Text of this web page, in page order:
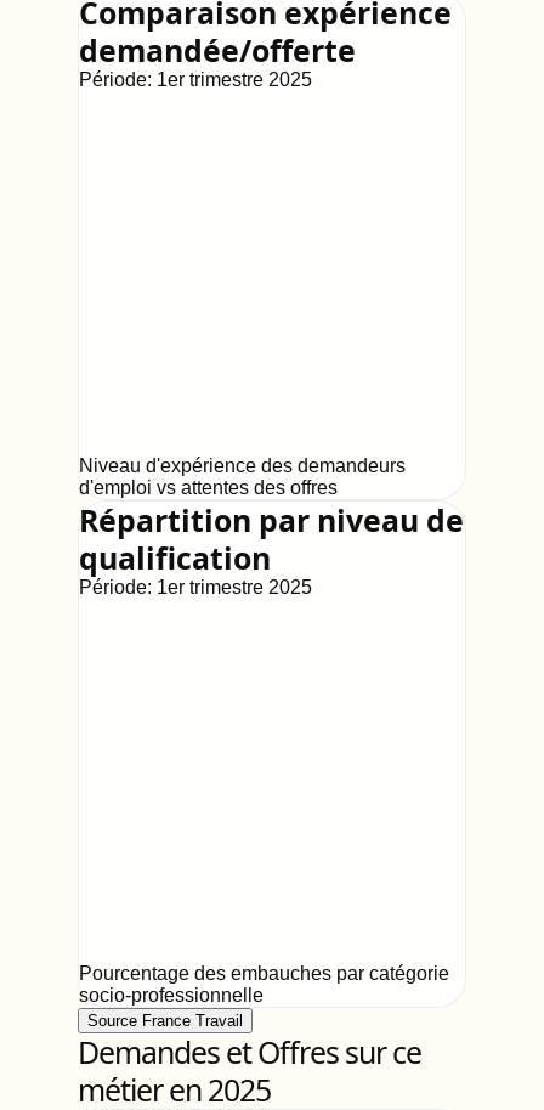
Comparaison expérience
demandée/offerte
Période: 1er trimestre 2025
Niveau d'expérience des demandeurs
d'emploi vs attentes des offres
Répartition par niveau de
qualification
Période: 1er trimestre 2025
Pourcentage des embauches par catégorie
socio-professionnelle
Source France Travail
Demandes et Offres sur ce
métier en 2025